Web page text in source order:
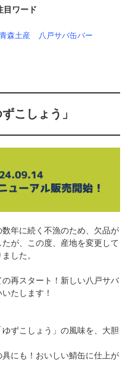
目ワード
青森土産 八戸サバ缶バー
こしょう」
年に続く不漁のため、欠品が
が、この度、産地を変更して
した。
再スタート！新しい八戸サバ
たします！
ずこしょう」の風味を、大胆
にも！おいしい鯖缶に仕上が